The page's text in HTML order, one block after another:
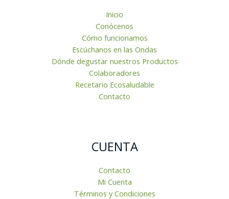
Inicio
Conócenos
Cómo funcionamos
Escúchanos en las Ondas
Dónde degustar nuestros Productos
Colaboradores
Recetario Ecosaludable
Contacto
CUENTA
Contacto
Mi Cuenta
Términos y Condiciones